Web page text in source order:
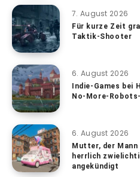
7. August 2026
Für kurze Zeit
Taktik-Shooter
6. August 2026
Indie-Games bei
No-More-
6. August 2026
Mutter, der
herrlich
angekündigt